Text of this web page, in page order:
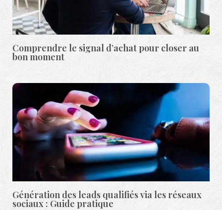
Comprendre le signal d’achat pour closer au
bon moment
Génération des leads qualifiés via les réseaux
sociaux : Guide pratique